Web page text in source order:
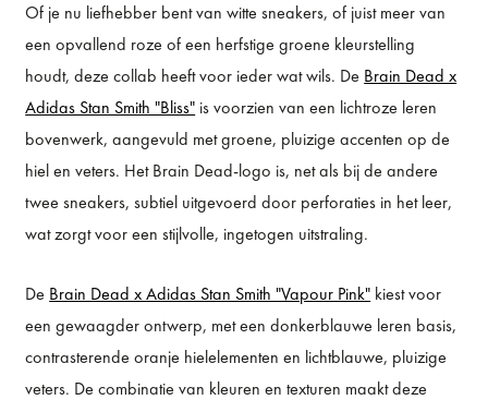
Of je nu liefhebber bent van witte sneakers, of juist meer van
een opvallend roze of een herfstige groene kleurstelling
houdt, deze collab heeft voor ieder wat wils. De Brain Dead x
Adidas Stan Smith "Bliss" is voorzien van een lichtroze leren
bovenwerk, aangevuld met groene, pluizige accenten op de
hiel en veters. Het Brain Dead-logo is, net als bij de andere
twee sneakers, subtiel uitgevoerd door perforaties in het leer,
wat zorgt voor een stijlvolle, ingetogen uitstraling.
De Brain Dead x Adidas Stan Smith "Vapour Pink" kiest voor
een gewaagder ontwerp, met een donkerblauwe leren basis,
contrasterende oranje hielelementen en lichtblauwe, pluizige
veters. De combinatie van kleuren en texturen maakt deze